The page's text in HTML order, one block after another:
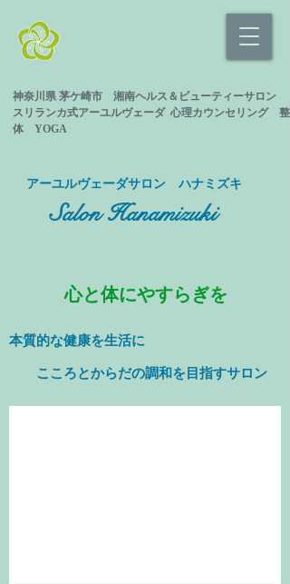
神奈川県 茅ケ崎市 湘南ヘルス＆ビューティーサロン
スリランカ式アーユルヴェーダ 心理カウンセリング 整
体 YOGA
​アーユルヴェーダサロン ハナミズキ
Salon Hanamizuki
心と体にやすらぎを
本質的な健康を生活に
​ こころとからだの調和を目指すサロン